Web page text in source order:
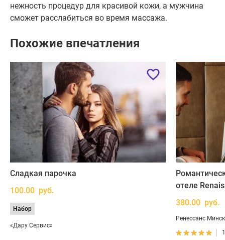
нежность процедур для красивой кожи, а мужчина
сможет расслабиться во время массажа.
Похожие впечатления
Сладкая парочка
100.00 руб.
Набор
«Дару Сервис»
отеле
380.00 руб.
Ренессанс